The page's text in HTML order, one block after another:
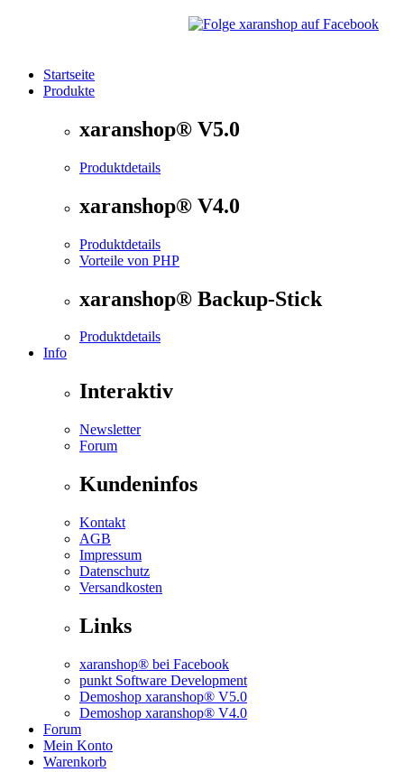
Startseite
Produkte
xaranshop® V5.0
Produktdetails
xaranshop® V4.0
Produktdetails
Vorteile von PHP
xaranshop® Backup-Stick
Produktdetails
Info
Interaktiv
Newsletter
Forum
Kundeninfos
Kontakt
AGB
Impressum
Datenschutz
Versandkosten
Links
xaranshop® bei Facebook
punkt Software Development
Demoshop xaranshop® V5.0
Demoshop xaranshop® V4.0
Forum
Mein Konto
Warenkorb